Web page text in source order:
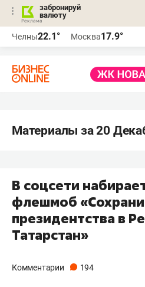
забронируй
валюту
Челны22.1° Москва17.9°
Материалы за 20
В соцсети
флешмоб
президентства в
Татарстан»
Комментарии 194